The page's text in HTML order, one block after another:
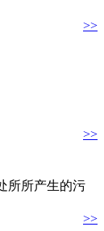
>>
>>
所所产生的污
>>